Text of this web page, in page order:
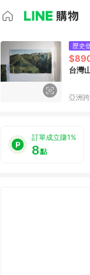
歷史
台灣
亞洲
訂單成立賺1%
8點